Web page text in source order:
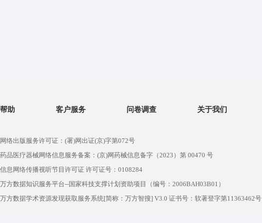
帮助 客户服务 问卷调查 关于我们
网络出版服务许可证：(署)网出证(京)字第072号
药品医疗器械网络信息服务备案：(京)网药械信息备字（2023）第 00470 号
信息网络传播视听节目许可证 许可证号：0108284
万方数据知识服务平台--国家科技支撑计划资助项目（编号：2006BAH03B01）
万方数据学术资源发现获取服务系统[简称：万方智搜] V3.0 证书号：软著登字第11363462号